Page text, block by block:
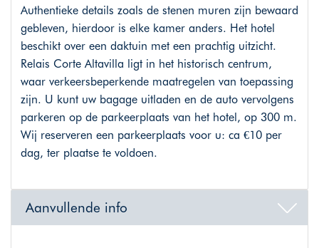
Authentieke details zoals de stenen muren zijn bewaard
gebleven, hierdoor is elke kamer anders. Het hotel
beschikt over een daktuin met een prachtig uitzicht.
Relais Corte Altavilla ligt in het historisch centrum,
waar verkeersbeperkende maatregelen van toepassing
zijn. U kunt uw bagage uitladen en de auto vervolgens
parkeren op de parkeerplaats van het hotel, op 300 m.
Wij reserveren een parkeerplaats voor u: ca €10 per
dag, ter plaatse te voldoen.
Aanvullende info